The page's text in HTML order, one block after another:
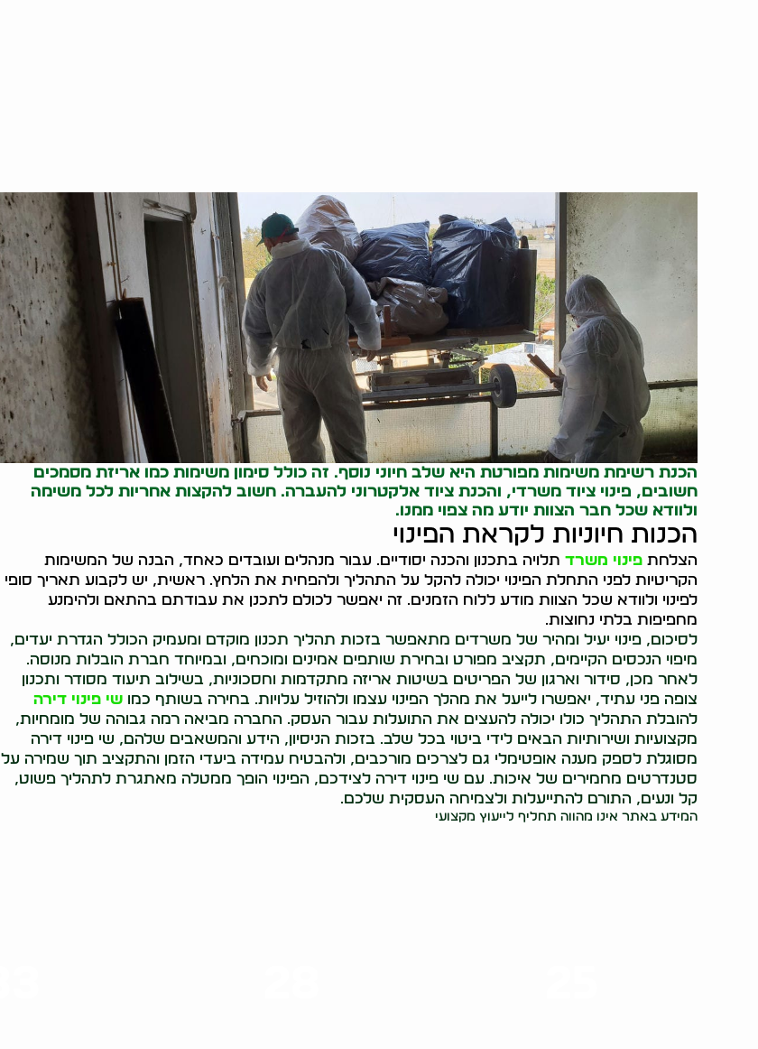
הכנת רשימת משימות מפורטת היא שלב חיוני נוסף. זה כולל סימון משימות כמו אריזת מסמכים
חשובים, פינוי ציוד משרדי, והכנת ציוד אלקטרוני להעברה. חשוב להקצות אחריות לכל משימה
ולוודא שכל חבר הצוות יודע מה צפוי ממנו.
הכנות חיוניות לקראת הפינוי
הצלחתפינוי משרד תלויה בתכנון והכנה יסודיים. עבור מנהלים ועובדים כאחד, הבנה של המשימות
הקריטיות לפני התחלת הפינוי יכולה להקל על התהליך ולהפחית את הלחץ. ראשית, יש לקבוע תאריך סופי
לפינוי ולוודא שכל הצוות מודע ללוח הזמנים. זה יאפשר לכולם לתכנן את עבודתם בהתאם ולהימנע
מחפיפות בלתי נחוצות.
לסיכום, פינוי יעיל ומהיר של משרדים מתאפשר בזכות תהליך תכנון מוקדם ומעמיק הכולל הגדרת יעדים,
מיפוי הנכסים הקיימים, תקציב מפורט ובחירת שותפים אמינים ומוכחים, ובמיוחד חברת הובלות מנוסה.
לאחר מכן, סידור וארגון של הפריטים בשיטות אריזה מתקדמות וחסכוניות, בשילוב תיעוד מסודר ותכנון
צופה פני עתיד, יאפשרו לייעל את מהלך הפינוי עצמו ולהוזיל עלויות. בחירה בשותף כמושי פינוי דירה
להובלת התהליך כולו יכולה להעצים את התועלות עבור העסק. החברה מביאה רמה גבוהה של מומחיות,
מקצועיות ושירותיות הבאים לידי ביטוי בכל שלב. בזכות הניסיון, הידע והמשאבים שלהם, שי פינוי דירה
מסוגלת לספק מענה אופטימלי גם לצרכים מורכבים, ולהבטיח עמידה ביעדי הזמן והתקציב תוך שמירה על
סטנדרטים מחמירים של איכות. עם שי פינוי דירה לצידכם, הפינוי הופך ממטלה מאתגרת לתהליך פשוט,
קל ונעים, התורם להתייעלות ולצמיחה העסקית שלכם.
המידע באתר אינו מהווה תחליף לייעוץ מקצועי